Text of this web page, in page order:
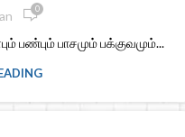
0
பண்பும் பாசமும் பக்குவமும்...